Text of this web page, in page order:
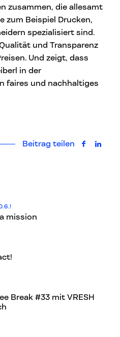
mission
Break #33 mit VRESH
zusammen, die allesamt
zum Beispiel Drucken,
spezialisiert sind.
und Transparenz
Und zeigt, dass
in der
faires und nachhaltiges
Beitrag teilen auf auf